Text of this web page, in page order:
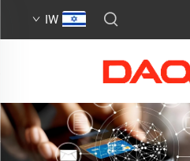
IW